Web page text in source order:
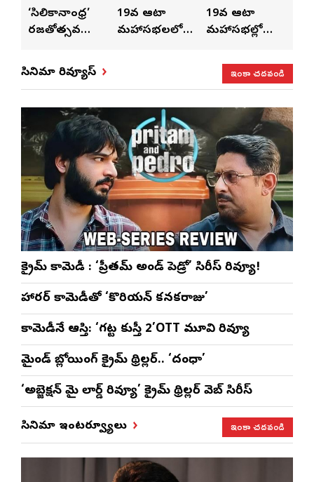
‘సిలికానాంధ్ర’
రజతోత్సవ
కుంభ హారతి
19వ ఆటా
మహాసభలలో
19వ ఆటా
మహాసభల్లో
ప్రత్యేకంగా
‘ఉమెన్స్ ఫోరమ్’
సినిమా రివ్యూస్ ఇంకా చదవండి
క్రైమ్ కామెడీ : ‘ప్రీతమ్ అండ్ పెడ్రో’ సిరీస్ రివ్యూ!
హారర్ కామెడీతో ‘కొరియన్ కనకరాజు’
కామెడీనే ఆస్తి: ‘గట్ట కుస్తీ 2’OTT మూవి రివ్యూ
మైండ్ బ్లోయింగ్ క్రైమ్ థ్రిల్లర్.. ‘దంధా’
‘అబ్జెక్ష‌న్ మై లార్డ్ రివ్యూ’ క్రైమ్ థ్రిల్ల‌ర్ వెబ్ సిరీస్
సినిమా ఇంటర్వ్యూలు ఇంకా చదవండి